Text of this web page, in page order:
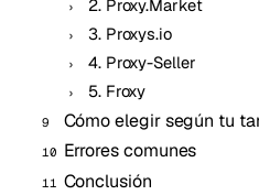
2. Proxy.Market
3. Proxys.io
4. Proxy-Seller
5. Froxy
Cómo elegir según tu
Errores comunes
Conclusión